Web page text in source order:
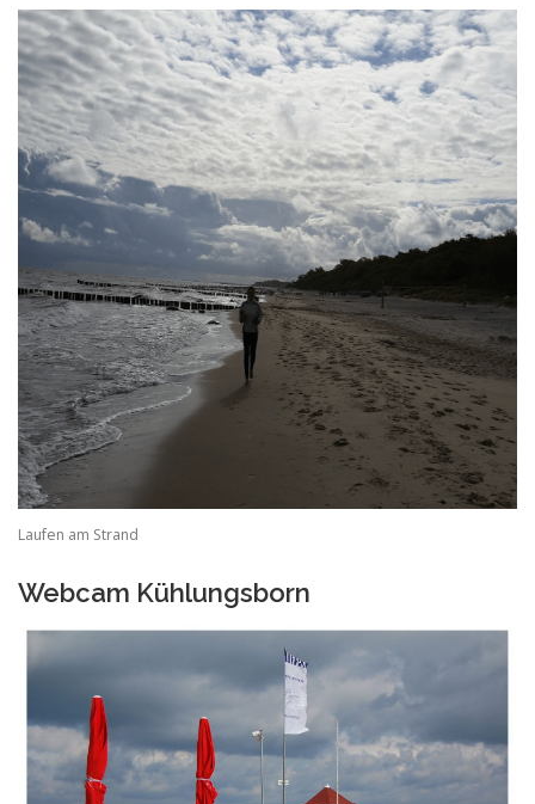
Laufen am Strand
Webcam Kühlungsborn